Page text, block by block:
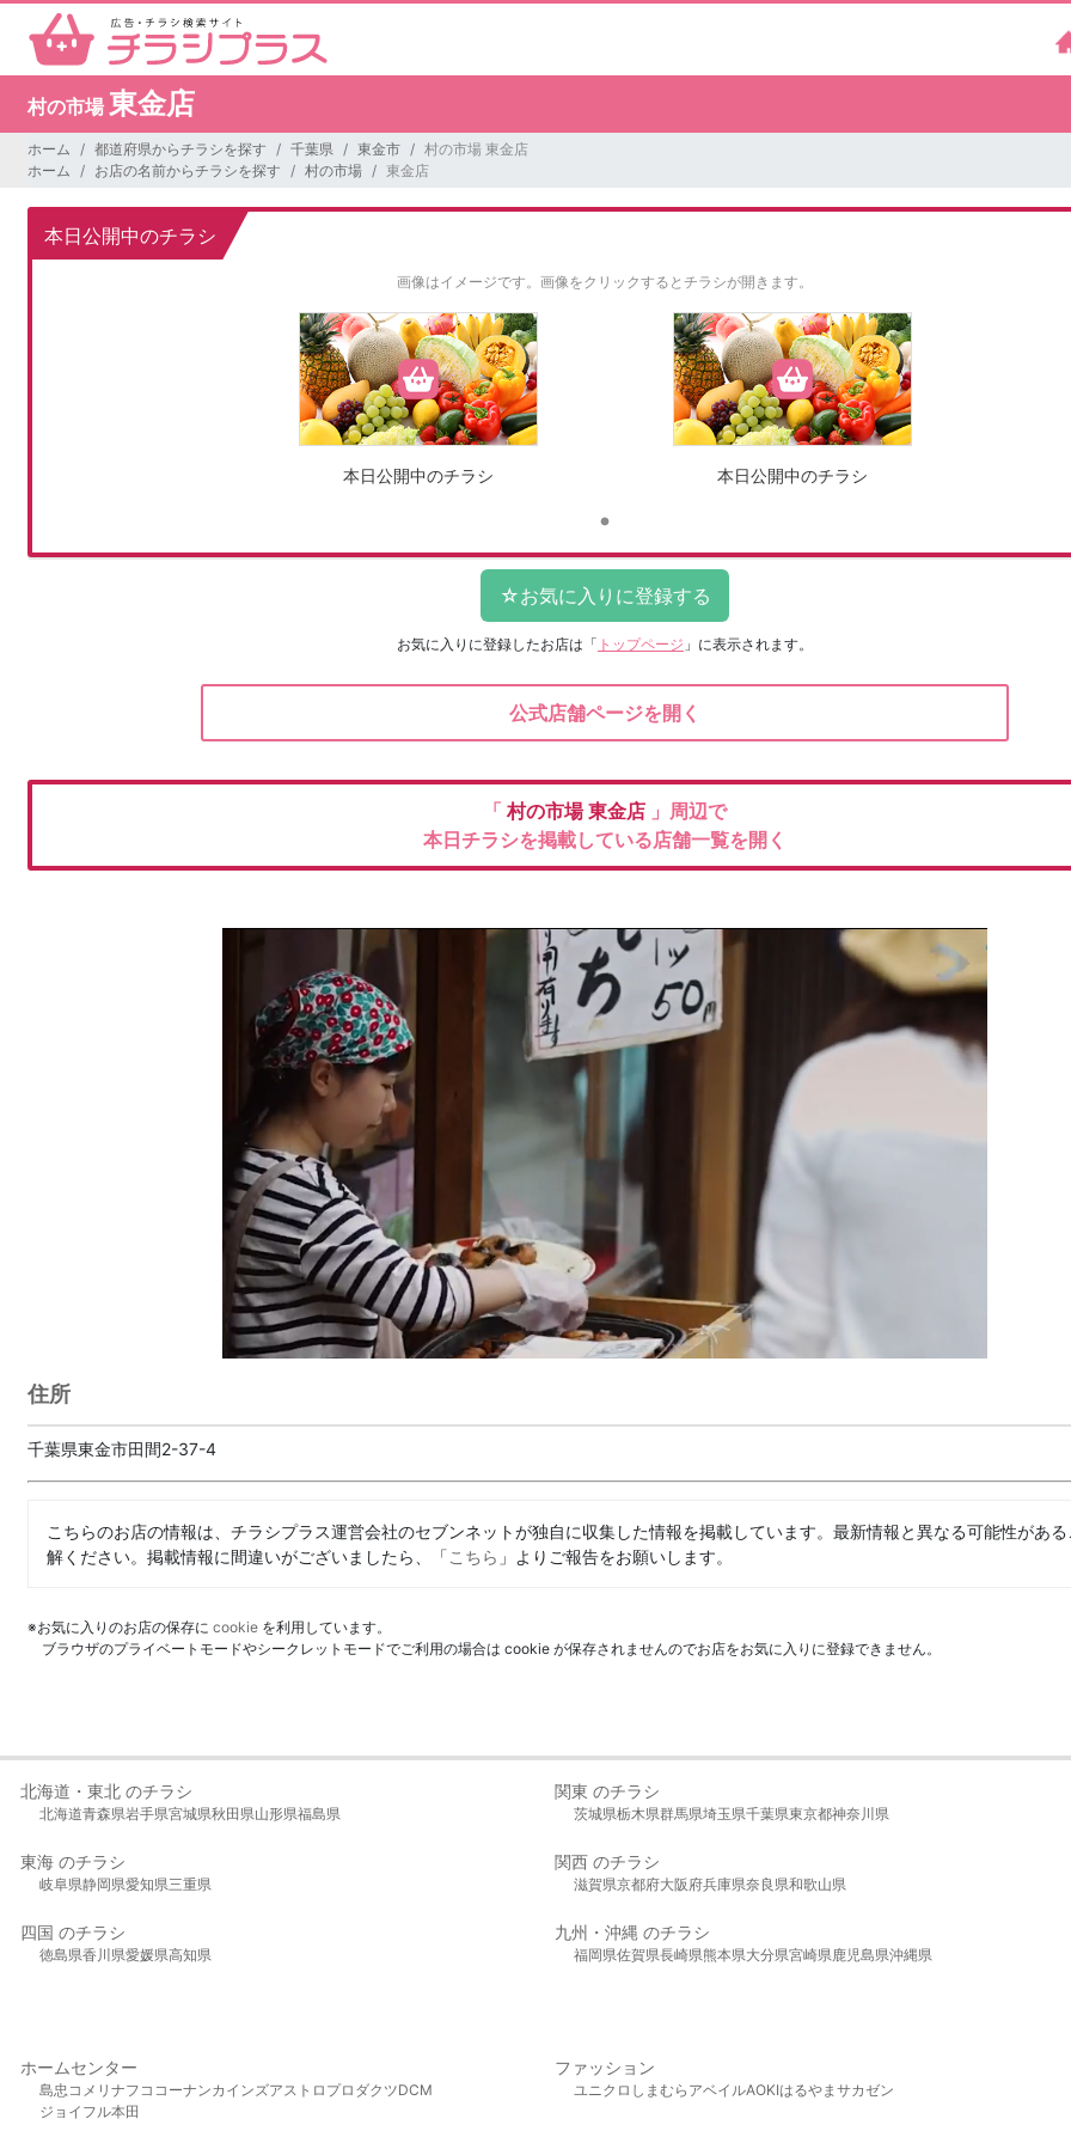
村の市場 東金店
ホーム 都道府県からチラシを探す 千葉県 東金市
村の市場 東金店
ホーム
お店の名前からチラシを探す 村の市場 東金店
本日公開中のチラシ
画像はイメージです。 画像をクリックするとチラシが開きます。
本日公開中のチラシ 本日公開中のチラシ
お気に入りに登録したお店は 「 トップページ 」に表示されます。
公式店舗ページを開く
「 村の市場東金店 」周辺で
本日チラシを掲載している店舗一覧を開く
住所
千葉県東金市田間2-37-4
こちらのお店の情報は、チラシプラス運営会社のセブンネットが独自に収集した情報を掲載しています。最新情報と異なる可能性があ
解ください。掲載情報に間違いがございましたら、「こちら 」よりご報告をお願いします。
※お気に入りのお店の保存に cookie を利用しています。
ブラウザのプライベートモードやシークレットモードでご利用の場合は cookie が保存されませんのでお店をお気に入りに登録できません。
北海道・東北 のチラシ
北海道青森県岩手県宮城県秋田県山形県福島県
関東 のチラシ
茨城県栃木県群馬県埼玉県千葉県東京都神奈川県
東海 のチラシ
岐阜県静岡県愛知県三重県
関西 のチラシ
滋賀県京都府大阪府兵庫県奈良県和歌山県
四国 のチラシ
徳島県香川県愛媛県高知県
九州・沖縄 のチラシ
福岡県佐賀県長崎県熊本県大分県宮崎県鹿児島県沖縄県
ホームセンター
島忠 コメリ ナフコ コーナンカインズアストロプロダクツDCM
ジョイフル本田
ファッション
ユニクロ しまむら アベイルAOKIはるやま サカゼン